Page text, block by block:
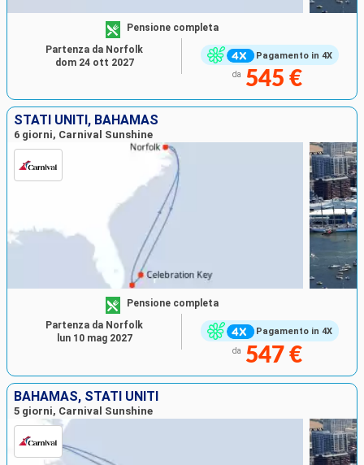
Pagamento in 4X
Pensione completa
da 545 €
Partenza da Norfolk
dom 24 ott 2027
STATI UNITI, BAHAMAS
6 giorni, Carnival Sunshine
Pagamento in 4X
Pensione completa
da 547 €
Partenza da Norfolk
lun 10 mag 2027
BAHAMAS, STATI UNITI
5 giorni, Carnival Sunshine